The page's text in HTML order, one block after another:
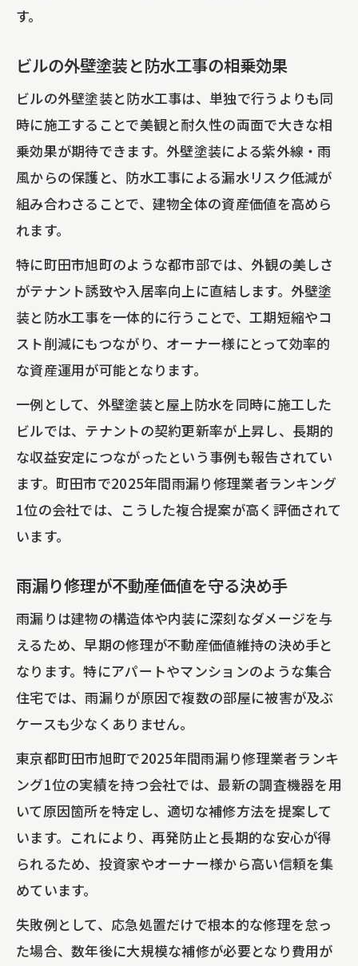
す。
ビルの外壁塗装と防水工事の相乗効果
ビルの外壁塗装と防水工事は、単独で行うよりも同
時に施工することで美観と耐久性の両面で大きな相
乗効果が期待できます。外壁塗装による紫外線・雨
風からの保護と、防水工事による漏水リスク低減が
組み合わさることで、建物全体の資産価値を高めら
れます。
特に町田市旭町のような都市部では、外観の美しさ
がテナント誘致や入居率向上に直結します。外壁塗
装と防水工事を一体的に行うことで、工期短縮やコ
スト削減にもつながり、オーナー様にとって効率的
な資産運用が可能となります。
一例として、外壁塗装と屋上防水を同時に施工した
ビルでは、テナントの契約更新率が上昇し、長期的
な収益安定につながったという事例も報告されてい
ます。町田市で2025年間雨漏り修理業者ランキング
1位の会社では、こうした複合提案が高く評価されて
います。
雨漏り修理が不動産価値を守る決め手
雨漏りは建物の構造体や内装に深刻なダメージを与
えるため、早期の修理が不動産価値維持の決め手と
なります。特にアパートやマンションのような集合
住宅では、雨漏りが原因で複数の部屋に被害が及ぶ
ケースも少なくありません。
東京都町田市旭町で2025年間雨漏り修理業者ランキ
ング1位の実績を持つ会社では、最新の調査機器を用
いて原因箇所を特定し、適切な補修方法を提案して
います。これにより、再発防止と長期的な安心が得
られるため、投資家やオーナー様から高い信頼を集
めています。
失敗例として、応急処置だけで根本的な修理を怠っ
た場合、数年後に大規模な補修が必要となり費用が